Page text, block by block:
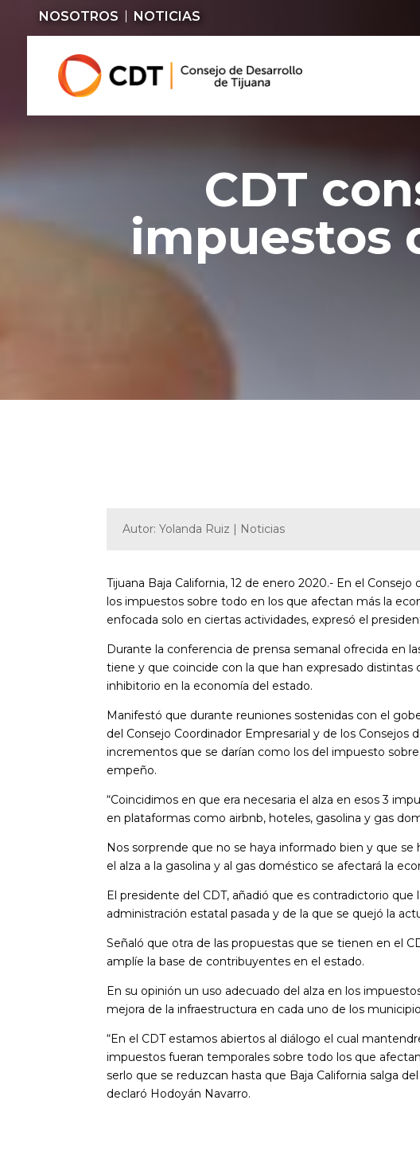
NOSOTROS NOTICIAS
CDT
impuestos
Autor: Yolanda Ruiz | Noticias
Tijuana Baja California, 12 de enero 2020.- En el
los impuestos sobre todo en los que afectan más la
enfocada solo en ciertas actividades, expresó el
Durante la conferencia de prensa semanal ofrecida en
tiene y que coincide con la que han expresado
inhibitorio en la economía del estado.
Manifestó que durante reuniones sostenidas con el
del Consejo Coordinador Empresarial y de los
incrementos que se darían como los del impuesto
empeño.
“Coincidimos en que era necesaria el alza en esos 3
en plataformas como airbnb, hoteles, gasolina y gas
Nos sorprende que no se haya informado bien y que
el alza a la gasolina y al gas doméstico se afectará la
El presidente del CDT, añadió que es contradictorio
administración estatal pasada y de la que se quejó la
Señaló que otra de las propuestas que se tienen en el
amplíe la base de contribuyentes en el estado.
En su opinión un uso adecuado del alza en los
mejora de la infraestructura en cada uno de los
“En el CDT estamos abiertos al diálogo el cual
impuestos fueran temporales sobre todo los que
serlo que se reduzcan hasta que Baja California salga
declaró Hodoyán Navarro.